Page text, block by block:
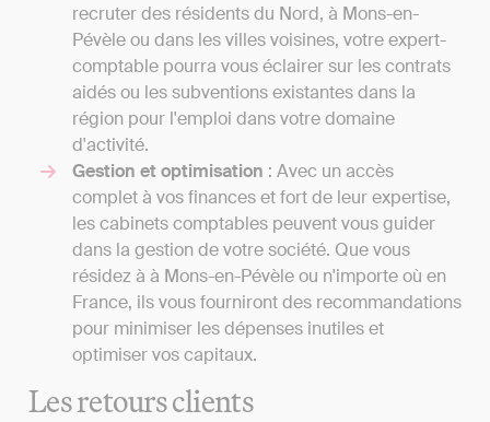
recruter des résidents du Nord, à Mons-en-
Pévèle ou dans les villes voisines, votre expert-
comptable pourra vous éclairer sur les contrats
aidés ou les subventions existantes dans la
région pour l'emploi dans votre domaine
d'activité.
Gestion et optimisation : Avec un accès
complet à vos finances et fort de leur expertise,
les cabinets comptables peuvent vous guider
dans la gestion de votre société. Que vous
résidez à à Mons-en-Pévèle ou n'importe où en
France, ils vous fourniront des recommandations
pour minimiser les dépenses inutiles et
optimiser vos capitaux.
Les retours clients